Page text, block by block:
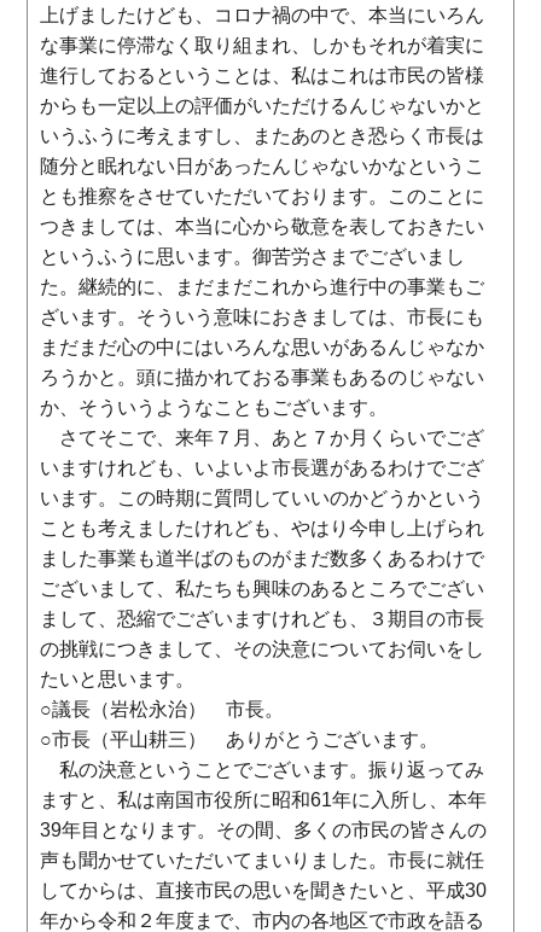
上げましたけども、コロナ禍の中で、本当にいろん
な事業に停滞なく取り組まれ、しかもそれが着実に
進行しておるということは、私はこれは市民の皆様
からも一定以上の評価がいただけるんじゃないかと
いうふうに考えますし、またあのとき恐らく市長は
随分と眠れない日があったんじゃないかなというこ
とも推察をさせていただいております。このことに
つきましては、本当に心から敬意を表しておきたい
というふうに思います。御苦労さまでございまし
た。継続的に、まだまだこれから進行中の事業もご
ざいます。そういう意味におきましては、市長にも
まだまだ心の中にはいろんな思いがあるんじゃなか
ろうかと。頭に描かれておる事業もあるのじゃない
か、そういうようなこともございます。
さてそこで、来年７月、あと７か月くらいでござ
いますけれども、いよいよ市長選があるわけでござ
います。この時期に質問していいのかどうかという
ことも考えましたけれども、やはり今申し上げられ
ました事業も道半ばのものがまだ数多くあるわけで
ございまして、私たちも興味のあるところでござい
まして、恐縮でございますけれども、３期目の市長
の挑戦につきまして、その決意についてお伺いをし
たいと思います。
○議長（岩松永治） 市長。
○市長（平山耕三） ありがとうございます。
私の決意ということでございます。振り返ってみ
ますと、私は南国市役所に昭和61年に入所し、本年
39年目となります。その間、多くの市民の皆さんの
声も聞かせていただいてまいりました。市長に就任
してからは、直接市民の思いを聞きたいと、平成30
年から令和２年度まで、市内の各地区で市政を語る